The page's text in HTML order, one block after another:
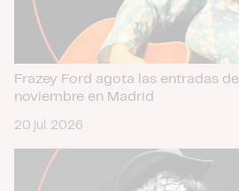
Frazey Ford agota las entradas
noviembre en Madrid
20 jul. 2026